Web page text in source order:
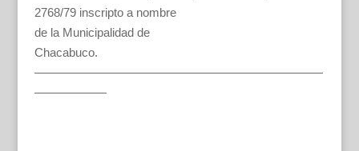
2768/79 inscripto a nombre
de la Municipalidad de
Chacabuco.
————————————————————————
——————